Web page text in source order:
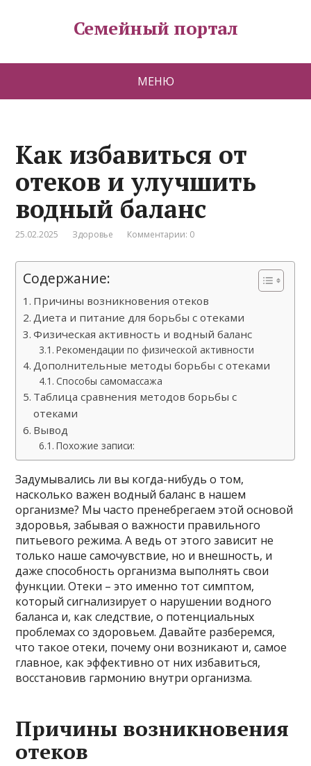
Семейный портал
МЕНЮ
Как избавиться от
отеков и улучшить
водный баланс
25.02.2025 Здоровье Комментарии: 0
Содержание:
Причины возникновения отеков
Диета и питание для борьбы с отеками
Физическая активность и водный баланс
Рекомендации по физической активности
Дополнительные методы борьбы с отеками
Способы самомассажа
Таблица сравнения методов борьбы с
отеками
Вывод
Похожие записи:
Задумывались ли вы когда-нибудь о том,
насколько важен водный баланс в нашем
организме? Мы часто пренебрегаем этой основой
здоровья, забывая о важности правильного
питьевого режима. А ведь от этого зависит не
только наше самочувствие, но и внешность, и
даже способность организма выполнять свои
функции. Отеки – это именно тот симптом,
который сигнализирует о нарушении водного
баланса и, как следствие, о потенциальных
проблемах со здоровьем. Давайте разберемся,
что такое отеки, почему они возникают и, самое
главное, как эффективно от них избавиться,
восстановив гармонию внутри организма.
Причины возникновения
отеков